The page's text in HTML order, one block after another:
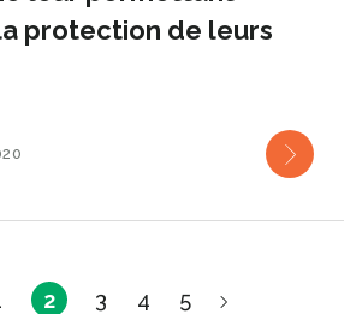
protection de leurs
2 3 4 5